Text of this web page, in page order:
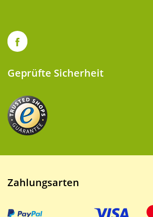
Geprüfte Sicherheit
Zahlungsarten